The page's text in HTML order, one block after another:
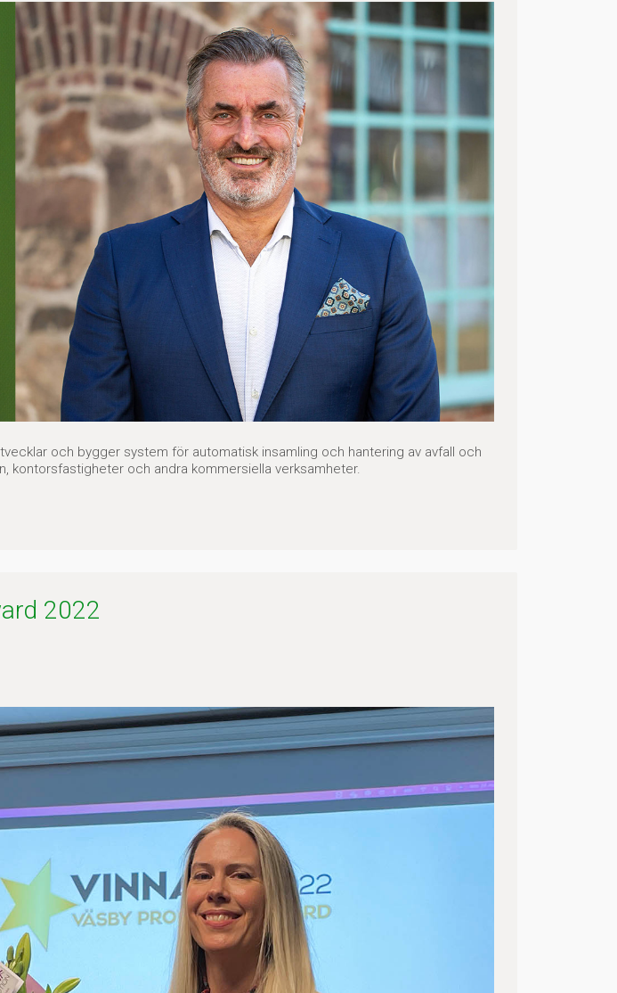
och bygger system för automatisk insamling och hantering av avfall och
kontorsfastigheter och andra kommersiella verksamheter.
2022